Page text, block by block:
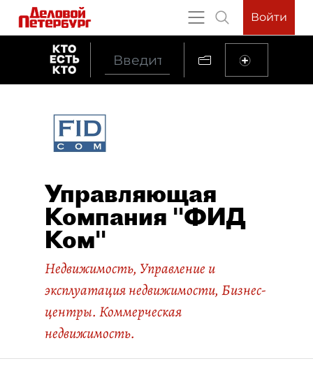
Войти
Управляющая
Компания "ФИД
Ком"
Недвижимость, Управление и
эксплуатация недвижимости, Бизнес-
центры. Коммерческая
недвижимость.